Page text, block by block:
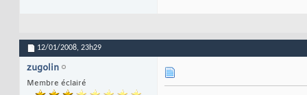
21
24
echo'<tr><td><a
12/01/2008, 23h29
zugolin
Membre éclairé